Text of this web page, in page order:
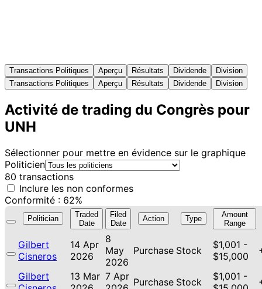
Transactions Politiques Aperçu Résultats Dividende
Division
Transactions Politiques
Aperçu Résultats Dividende Division
Activité de trading du Congrès pour
UNH
Sélectionner pour mettre en évidence sur le graphique
Politicien
80 transactions
Inclure les non conformes
Conformité : 62%
Politician
Traded
Date
Filed
Date
Action Type
Amount
Range
Gilbert
Cisneros
14 Apr
2026
8
May
2026
Purchase Stock
$1,001 -
$15,000
Gilbert
13 Mar 7 Apr Purchase Stock
$1,001 -